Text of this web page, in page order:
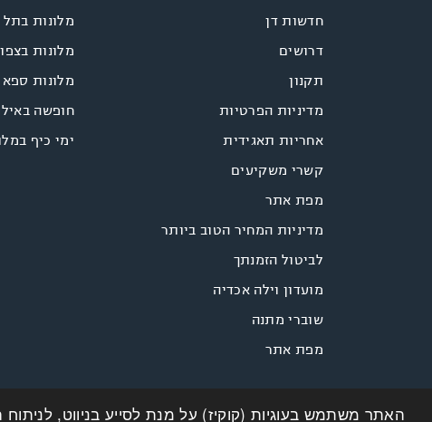
האתר משתמש בעוגיות (קוקיז) על מנת לסייע בניווט,
חדשות דן
דרושים
תקנון
מדיניות הפרטיות
אחריות תאגידית
קשרי משקיעים
מפת אתר
מדיניות המחיר הטוב ביותר
לביטול הזמנתך
מועדון וילה אכדיה
שוברי מתנה
מפת אתר
מלונות בתל
מלונות
מלונות
חופשה
ימי כיף